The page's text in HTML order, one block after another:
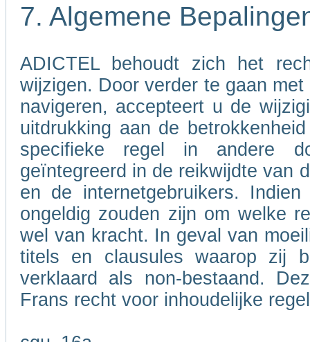
7. Algemene
ADICTEL behoudt zich het
wijzigen. Door verder te gaan
navigeren, accepteert u de
uitdrukking aan de
specifieke regel in andere
geïntegreerd in de reikwijdte van
en de internetgebruikers.
ongeldig zouden zijn om welke
wel van kracht. In geval van
titels en clausules waarop zij
verklaard als non-bestaand.
Frans recht voor inhoudelijke